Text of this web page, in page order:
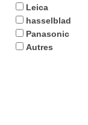
Leica
hasselblad
Panasonic
Autres